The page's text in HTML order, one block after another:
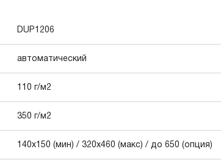
DUP1206
автоматический
110 г/м2
350 г/м2
140x150 (мин) / 320x460 (макс) / до 650 (опция)